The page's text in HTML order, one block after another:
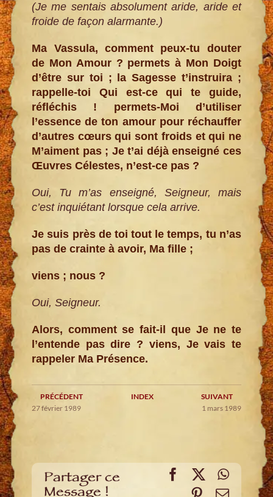
(Je me sentais absolument aride, aride et
froide de façon alarmante.)
Ma Vassula, comment peux-tu douter
de Mon Amour ? permets à Mon Doigt
d’être sur toi ; la Sagesse t’instruira ;
rappelle-toi Qui est-ce qui te guide,
réfléchis ! permets-Moi d’utiliser
l’essence de ton amour pour réchauffer
d’autres cœurs qui sont froids et qui ne
M’aiment pas ; Je t’ai déjà enseigné ces
Œuvres Célestes, n’est-ce pas ?
Oui, Tu m’as enseigné, Seigneur, mais
c’est inquiétant lorsque cela arrive.
Je suis près de toi tout le temps, tu n’as
pas de crainte à avoir, Ma fille ;
viens ; nous ?
Oui, Seigneur.
Alors, comment se fait-il que Je ne te
l’entende pas dire ? viens, Je vais te
rappeler Ma Présence.
PRÉCÉDENT INDEX
SUIVANT
27 février 1989
1 mars 1989
Partager ce Facebook
X
Pinterest
E-